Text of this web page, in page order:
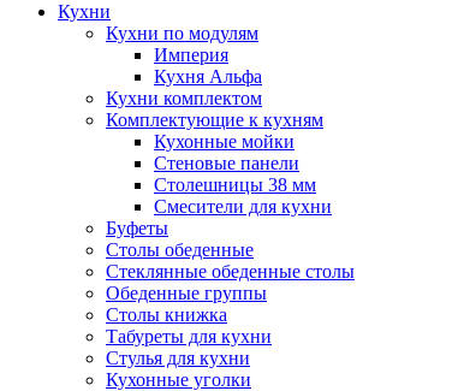
Кухни
Кухни по модулям
Империя
Кухня Альфа
Кухни комплектом
Комплектующие к кухням
Кухонные мойки
Стеновые панели
Столешницы 38 мм
Смесители для кухни
Буфеты
Столы обеденные
Стеклянные обеденные столы
Обеденные группы
Столы книжка
Табуреты для кухни
Стулья для кухни
Кухонные уголки